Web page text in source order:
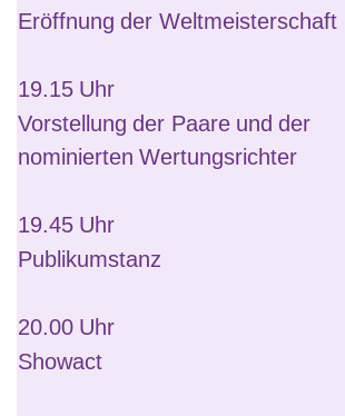
Eröffnung der Weltmeisterschaft
19.15 Uhr
Vorstellung der Paare und der
nominierten Wertungsrichter
19.45 Uhr
Publikumstanz
20.00 Uhr
Showact